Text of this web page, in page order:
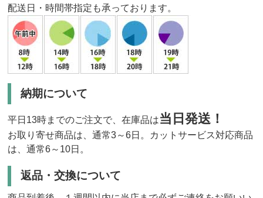
配送日・時間帯指定も承っております。
納期について
平日13時までのご注文で、在庫品は当日発送！
お取り寄せ商品は、通常3～6日。カットサービス対応商品
は、通常6～10日。
返品・交換について